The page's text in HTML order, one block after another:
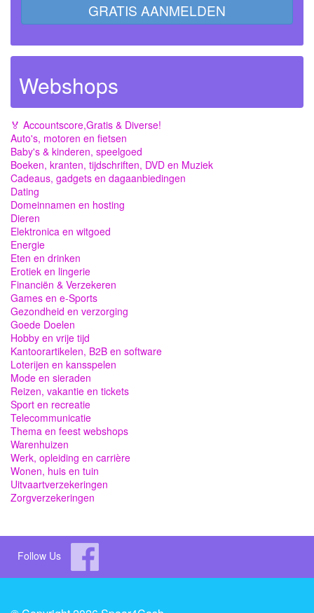
GRATIS AANMELDEN
Webshops
🏅 Accountscore,Gratis & Diverse!
Auto's, motoren en fietsen
Baby's & kinderen, speelgoed
Boeken, kranten, tijdschriften, DVD en Muziek
Cadeaus, gadgets en dagaanbiedingen
Dating
Domeinnamen en hosting
Dieren
Elektronica en witgoed
Energie
Eten en drinken
Erotiek en lingerie
Financiën & Verzekeren
Games en e-Sports
Gezondheid en verzorging
Goede Doelen
Hobby en vrije tijd
Kantoorartikelen, B2B en software
Loterijen en kansspelen
Mode en sieraden
Reizen, vakantie en tickets
Sport en recreatie
Telecommunicatie
Thema en feest webshops
Warenhuizen
Werk, opleiding en carrière
Wonen, huis en tuin
Uitvaartverzekeringen
Zorgverzekeringen
Follow Us